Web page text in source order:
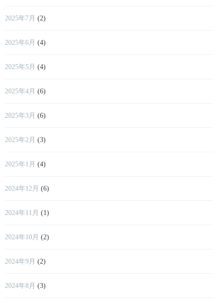
2025年7月 (2)
2025年6月 (4)
2025年5月 (4)
2025年4月 (6)
2025年3月 (6)
2025年2月 (3)
2025年1月 (4)
2024年12月 (6)
2024年11月 (1)
2024年10月 (2)
2024年9月 (2)
2024年8月 (3)